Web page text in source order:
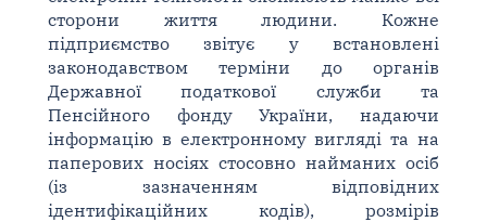
сторони життя людини. Кожне
підприємство звітує у встановлені
законодавством терміни до органів
Державної податкової служби та
Пенсійного фонду України, надаючи
інформацію в електронному вигляді та на
паперових носіях стосовно найманих осіб
(із зазначенням відповідних
ідентифікаційних кодів), розмірів